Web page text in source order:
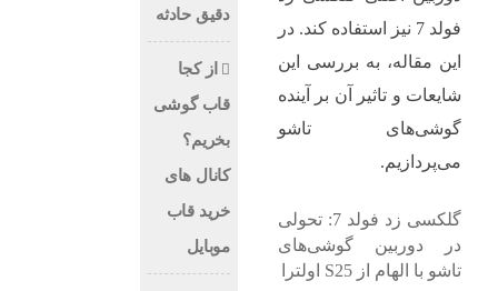
فولد 7 نیز استفاده کند. در
این مقاله، به بررسی این
شایعات و تاثیر آن بر آینده
گوشی‌های تاشو
می‌پردازیم.
گلکسی زد فولد 7: تحولی
در دوربین گوشی‌های
تاشو با الهام از S25 اولترا
دقیق حادثه
از کجا
قاب گوشی
بخریم؟
کانال های
خرید قاب
موبایل